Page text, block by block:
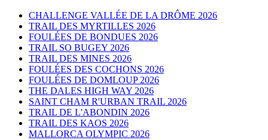
CHALLENGE VALLÉE DE LA DRÔME 2026
TRAIL DES MYRTILLES 2026
FOULÉES DE BONDUES 2026
TRAIL SO BUGEY 2026
TRAIL DES MINES 2026
FOULÉES DES COCHONS 2026
FOULÉES DE DOMLOUP 2026
THE DALES HIGH WAY 2026
SAINT CHAM R'URBAN TRAIL 2026
TRAIL DE L'ABONDIN 2026
TRAIL DES KAOS 2026
MALLORCA OLYMPIC 2026